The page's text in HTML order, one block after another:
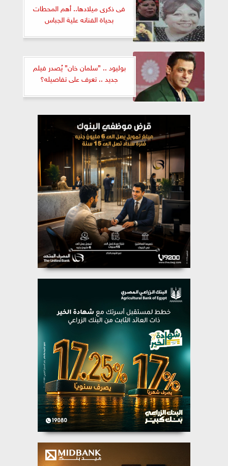
فى ذكرى ميلادها.. أهم المحطات
بحياة الفنانه علية الجباس
بوليود .. ”سلمان خان” يُصدر فيلم
جديد .. تعرف على تفاصيله؟